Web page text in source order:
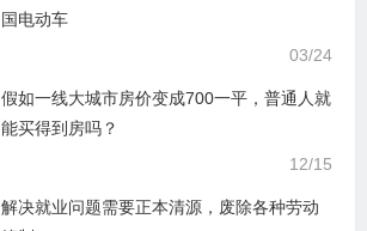
国电动车
03/24
假如一线大城市房价变成700一平，普通人就
能买得到房吗？
12/15
解决就业问题需要正本清源，废除各种劳动